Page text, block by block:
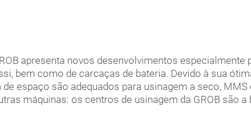
apresenta novos desenvolvimentos especialmente
bem como de carcaças de bateria. Devido à sua
espaço são adequados para usinagem a seco, MMS
máquinas: os centros de usinagem da GROB são a